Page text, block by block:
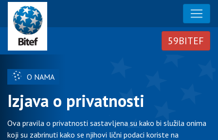
O NAMA
Izjava o privatnosti
Ova pravila o privatnosti sastavljena su kako bi služila onima
koji su zabrinuti kako se njihovi lični podaci koriste na